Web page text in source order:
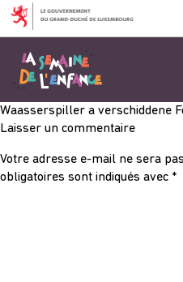
Aller au contenu
Waasserspiller a verschiddene
Laisser un commentaire
Votre adresse e-mail ne sera
obligatoires sont indiqués avec *